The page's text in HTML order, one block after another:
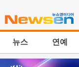
뉴스 연예